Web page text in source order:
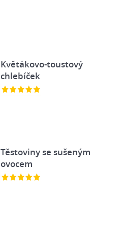
Květákovo-toustový
chlebíček
Těstoviny se sušeným
ovocem